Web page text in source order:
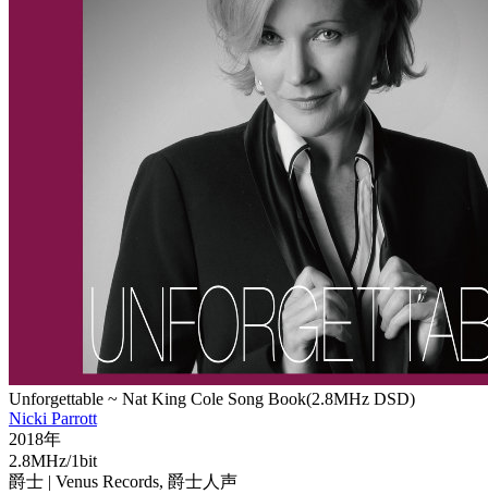
Unforgettable ~ Nat King Cole Song Book(2.8MHz DSD)
Nicki Parrott
2018年
2.8MHz/1bit
爵士 | Venus Records, 爵士人声